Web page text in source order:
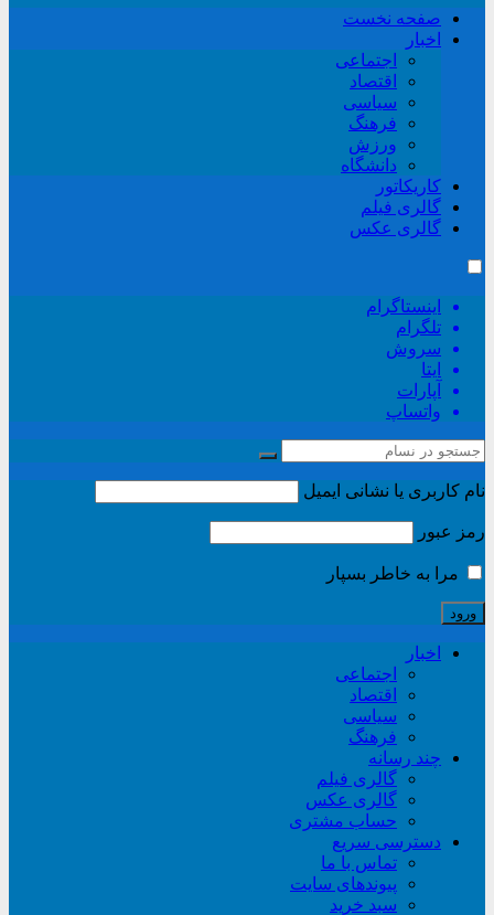
صفحه نخست
اخبار
اجتماعی
اقتصاد
سیاسی
فرهنگ
ورزش
دانشگاه
کاریکاتور
گالری فیلم
گالری عکس
اینستاگرام
تلگرام
سروش
ایتا
آپارات
واتساپ
نام کاربری یا نشانی ایمیل
رمز عبور
مرا به خاطر بسپار
اخبار
اجتماعی
اقتصاد
سیاسی
فرهنگ
چند رسانه
گالری فیلم
گالری عکس
حساب مشتری
دسترسی سریع
تماس با ما
پیوندهای سایت
سبد خريد